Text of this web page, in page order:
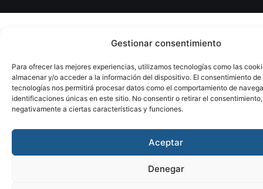
Gestionar consentimiento
Para ofrecer las mejores experiencias, utilizamos tecnologías como las
almacenar y/o acceder a la información del dispositivo. El consentimiento de
tecnologías nos permitirá procesar datos como el comportamiento de
identificaciones únicas en este sitio. No consentir o retirar el
negativamente a ciertas características y funciones.
Aceptar
Denegar